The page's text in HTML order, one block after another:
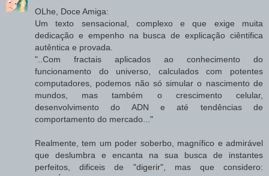
OLhe, Doce Amiga:
Um texto sensacional, complexo e que exige muita
dedicação e empenho na busca de explicação ciêntifica
autêntica e provada.
"..Com fractais aplicados ao conhecimento do
funcionamento do universo, calculados com potentes
computadores, podemos não só simular o nascimento de
mundos, mas também o crescimento celular,
desenvolvimento do ADN e até tendências de
comportamento do mercado..."
Realmente, tem um poder soberbo, magnífico e admirável
que deslumbra e encanta na sua busca de instantes
perfeitos, dificeis de "digerir", mas que considero: